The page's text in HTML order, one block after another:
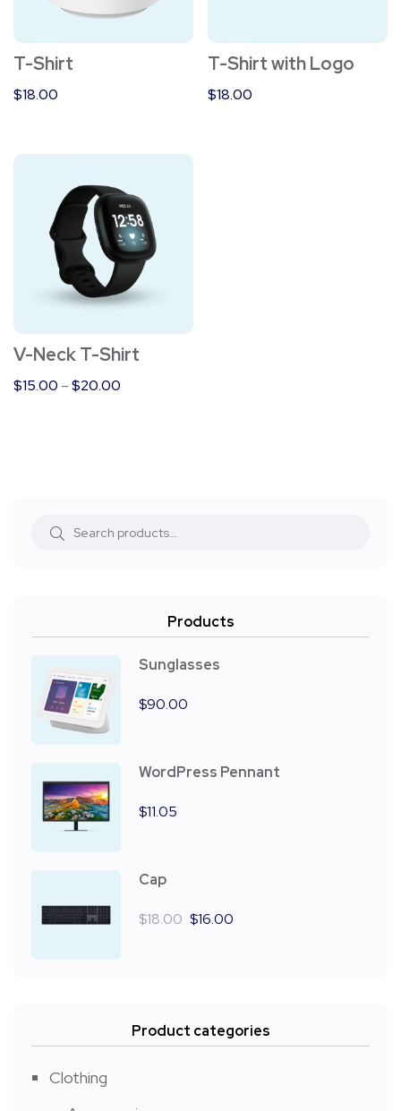
T-Shirt
$18.00
T-Shirt with Logo
$18.00
V-Neck T-Shirt
$15.00 –$20.00
Products
Sunglasses
$90.00
WordPress Pennant
$11.05
Cap
$18.00 $16.00
Product categories
Clothing